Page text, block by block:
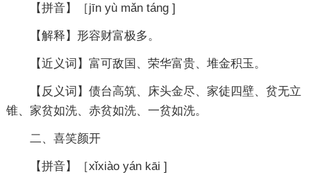
【拼音】［jīn yù mǎn táng ]
【解释】形容财富极多。
【近义词】富可敌国、荣华富贵、堆金积玉。
【反义词】债台高筑、床头金尽、家徒四壁、贫无立
锥、家贫如洗、赤贫如洗、一贫如洗。
二、喜笑颜开
【拼音】［xǐxiào yán kāi ]